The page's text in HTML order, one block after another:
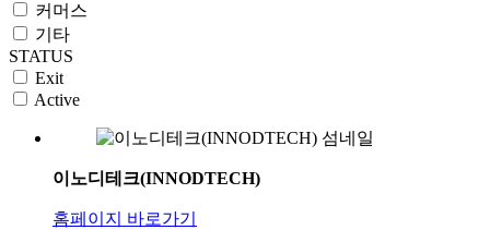
커머스
기타
STATUS
Exit
Active
이노디테크(INNODTECH)
홈페이지 바로가기